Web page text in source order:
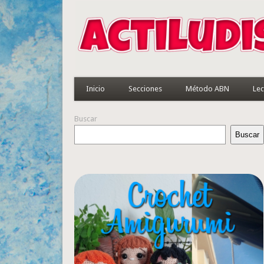
Inicio Secciones Método ABN
Buscar
Buscar